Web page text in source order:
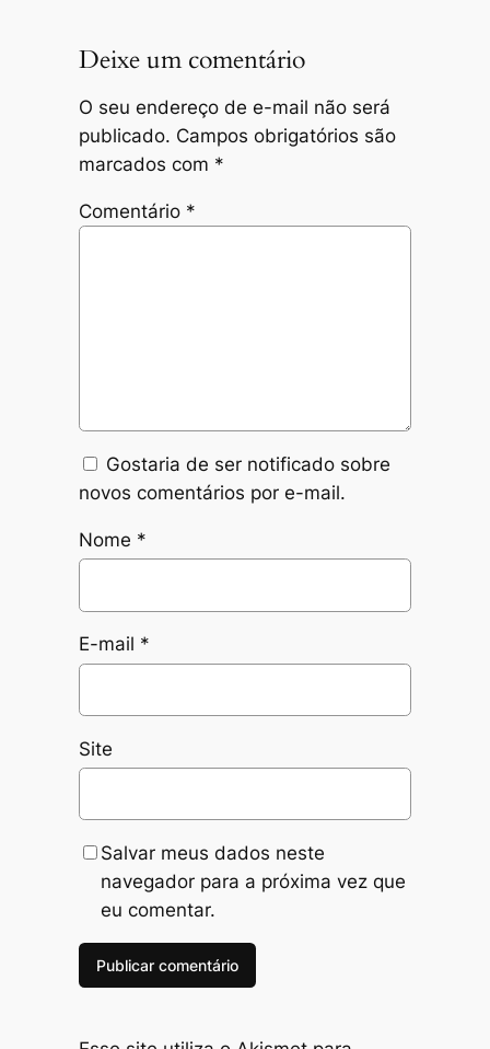
Deixe um comentário
O seu endereço de e-mail não será
publicado. Campos obrigatórios são
marcados com *
Comentário *
Gostaria de ser notificado sobre
novos comentários por e-mail.
Nome *
E-mail *
Site
Salvar meus dados neste
navegador para a próxima vez que
eu comentar.